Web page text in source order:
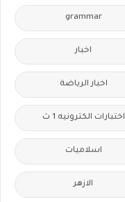
grammar
اخبار
اخبار الرياضة
اختبارات الكترونيه 1 ث
اسلاميات
الازهر